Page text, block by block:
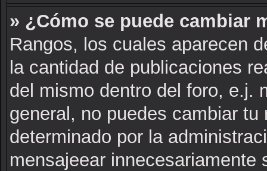
» ¿Cómo se puede cambiar
Rangos, los cuales aparecen
la cantidad de publicaciones
del mismo dentro del foro, e.j.
general, no puedes cambiar
determinado por la
mensajeear innecesariamente